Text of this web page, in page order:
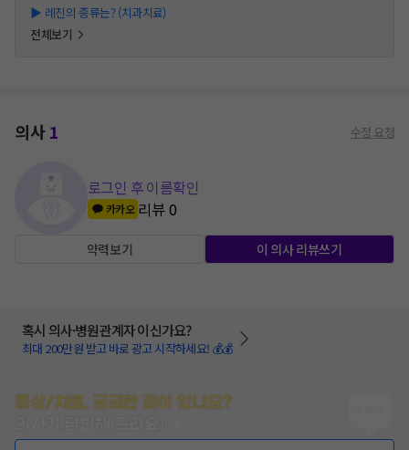
▶ 레진의 종류는? (치과치료)
전체보기
의사1 수정 요청
로그인 후 이름확인
카카오 리뷰0
약력보기 이 의사 리뷰쓰기
혹시 의사·병원관계자 이신가요?
최대 200만원 받고 바로 광고 시작하세요! 💰💰
증상/치료, 궁금한 점이 있나요?